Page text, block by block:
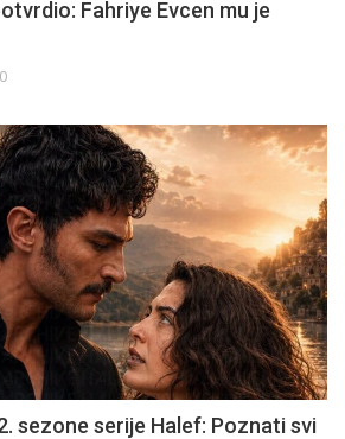
Fahriye Evcen mu je
0
sezone serije Halef: Poznati svi